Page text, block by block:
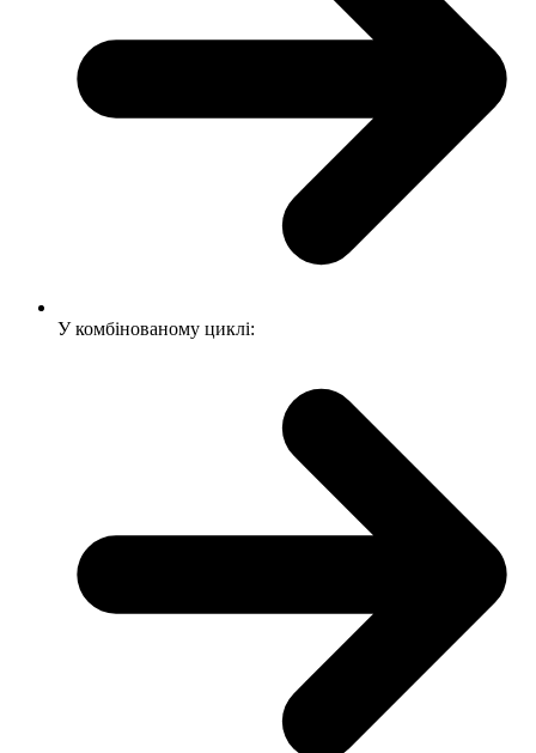
У комбінованому циклі: